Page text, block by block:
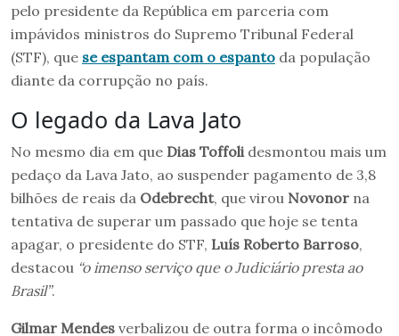
pelo presidente da República em parceria com
impávidos ministros do Supremo Tribunal Federal
(STF), que se espantam com o espanto da população
diante da corrupção no país.
O legado da Lava Jato
No mesmo dia em que Dias Toffoli desmontou mais um
pedaço da Lava Jato, ao suspender pagamento de 3,8
bilhões de reais da Odebrecht, que virou Novonor na
tentativa de superar um passado que hoje se tenta
apagar, o presidente do STF, Luís Roberto Barroso,
destacou “o imenso serviço que o Judiciário presta ao
Brasil”.
Gilmar Mendes verbalizou de outra forma o incômodo